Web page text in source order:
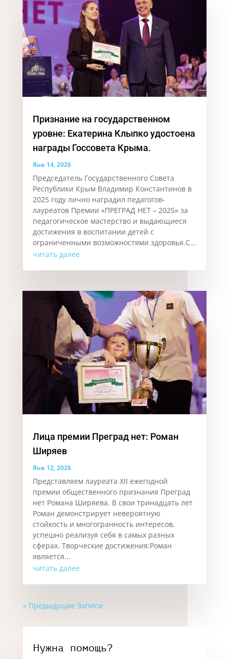
Признание на государственном
уровне: Екатерина Клыпко удостоена
награды Госсовета Крыма.
Янв 14, 2026
Председатель Государственного Совета
Республики Крым Владимир Константинов в
2025 году лично наградил педагогов-
лауреатов Премии «ПРЕГРАД НЕТ – 2025» за
педагогическое мастерство и выдающиеся
достижения в воспитании детей с
ограниченными возможностями здоровья.С...
читать далее
Лица премии Преград нет: Роман
Ширяев
Янв 12, 2026
Представляем лауреата XII ежегодной
премии общественного признания Преград
нет Романа Ширяева. В свои тринадцать лет
Роман демонстрирует невероятную
стойкость и многогранность интересов,
успешно реализуя себя в самых разных
сферах. Творческие достижения:Роман
является...
читать далее
« Предыдущие Записи
Нужна помощь?